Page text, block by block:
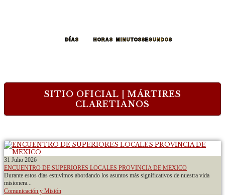
DÍAS HORAS MINUTOSSEGUNDOS
SITIO OFICIAL | MÁRTIRES
CLARETIANOS
31 Julio 2026
ENCUENTRO DE SUPERIORES LOCALES PROVINCIA DE MEXICO
Durante estos días estuvimos abordando los asuntos más significativos de nuestra vida
misionera...
Comunicación y Misión